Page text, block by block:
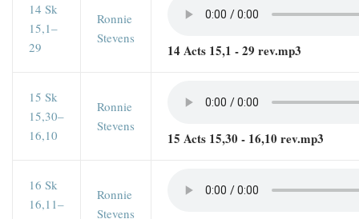
14 Sk
15,1–
29
Ronnie
Stevens
14 Acts 15,1 - 29 rev.mp3
15 Sk
15,30–
16,10
Ronnie
Stevens
15 Acts 15,30 - 16,10 rev.mp3
16 Sk
16,11–
Ronnie
Stevens